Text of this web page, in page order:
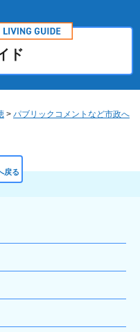
ド
> パブリックコメントなど市政へ
戻る